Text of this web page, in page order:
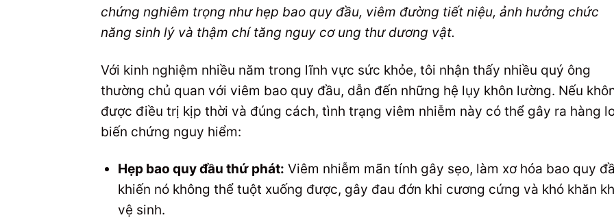
chứng nghiêm trọng như hẹp bao quy đầu, viêm đường tiết niệu, ảnh hưởng chức
năng sinh lý và thậm chí tăng nguy cơ ung thư dương vật.
Với kinh nghiệm nhiều năm trong lĩnh vực sức khỏe, tôi nhận thấy nhiều quý ông
thường chủ quan với viêm bao quy đầu, dẫn đến những hệ lụy khôn lường. Nếu
được điều trị kịp thời và đúng cách, tình trạng viêm nhiễm này có thể gây ra hàng
biến chứng nguy hiểm:
Hẹp bao quy đầu thứ phát: Viêm nhiễm mãn tính gây sẹo, làm xơ hóa bao quy
khiến nó không thể tuột xuống được, gây đau đớn khi cương cứng và khó khăn
vệ sinh.